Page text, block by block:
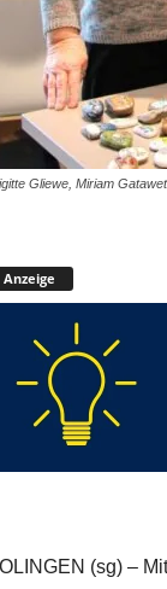
Gliewe, Miriam
Anzeige
(sg) –